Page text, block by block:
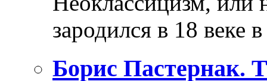
зародился в 18 веке
Борис Пастернак.